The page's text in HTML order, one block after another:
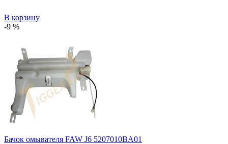
В корзину
-9 %
Бачок омывателя FAW J6 5207010BA01